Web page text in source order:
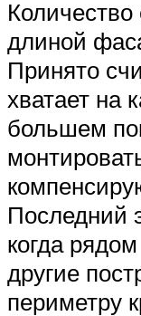
Количество
длиной
Принято
хватает на
большем
Последний
когда
другие
периметру